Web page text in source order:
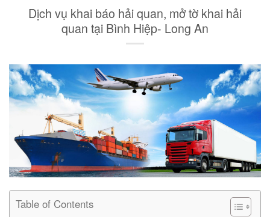
Dịch vụ khai báo hải quan, mở tờ khai hải
quan tại Bình Hiệp- Long An
Table of Contents